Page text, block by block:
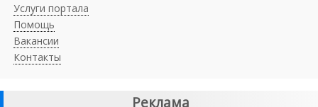
Услуги портала
Помощь
Вакансии
Контакты
Реклама